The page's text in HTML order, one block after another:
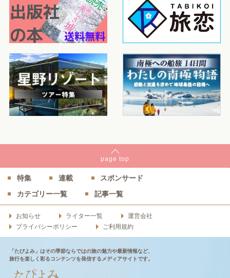
page top
特集 連載
スポンサード
カテゴリー一覧
記事一覧
お知らせ ライター一覧
運営会社
プライバシーポリシー
ご利用規約
「たびよみ」はその季節ならではの旅の魅力や最新情報など、
旅行を楽しく彩るコンテンツを発信するメディアサイトです。